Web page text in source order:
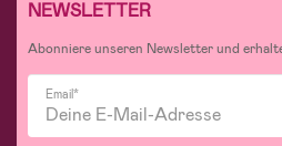
NEWSLETTER
Abonniere unseren Newsletter und
Email*